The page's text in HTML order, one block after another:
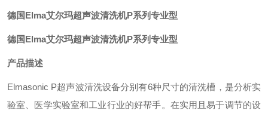
德国Elma艾尔玛超声波清洗机P系列专业型
德国Elma艾尔玛超声波清洗机P系列专业型
产品描述
Elmasonic P超声波清洗设备分别有6种尺寸的清洗槽，是分析实
验室、医学实验室和工业行业的好帮手。在实用且易于调节的设